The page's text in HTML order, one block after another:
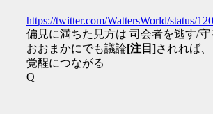
https://twitter.com/WattersWorld/status/
偏見に満ちた見方は 司会者を逃す/守
おおまかにでも議論[注目]されれば、
覚醒につながる
Q